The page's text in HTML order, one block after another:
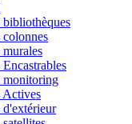
bibliothèques
colonnes
murales
monitoring
Actives
d'extérieur